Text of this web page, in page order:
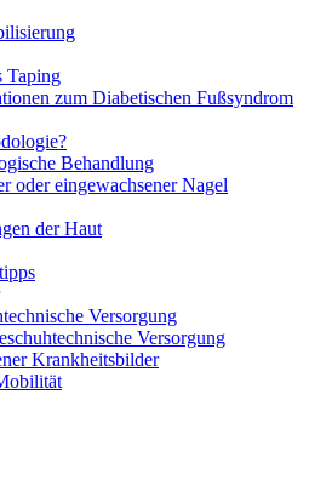
Taping
zum Diabetischen Fußsyndrom
Behandlung
oder eingewachsener Nagel
der Haut
Versorgung
Versorgung
Krankheitsbilder